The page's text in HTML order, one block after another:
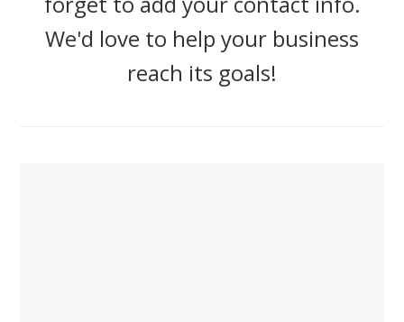
We'd love to help your business
reach its goals!